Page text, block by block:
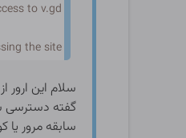
to v.gd.
the site
سلام این
گفته
سابقه مرور یا